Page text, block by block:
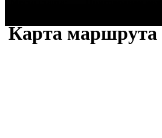
Карта маршрута